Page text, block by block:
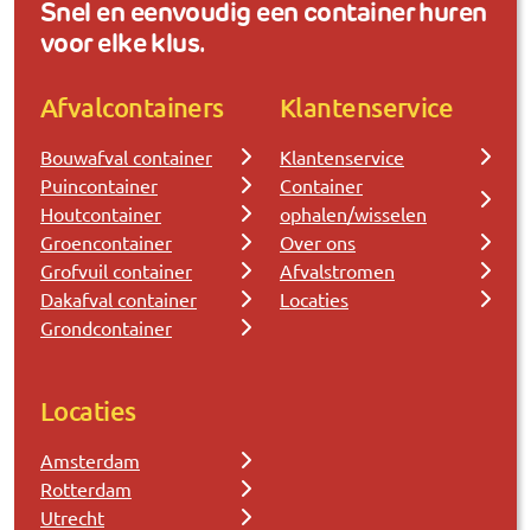
Snel en eenvoudig een container huren
voor elke klus.
Afvalcontainers
Bouwafval container
Puincontainer
Houtcontainer
Groencontainer
Grofvuil container
Dakafval container
Grondcontainer
Klantenservice
Klantenservice
Container
ophalen/wisselen
Over ons
Afvalstromen
Locaties
Locaties
Amsterdam
Rotterdam
Utrecht